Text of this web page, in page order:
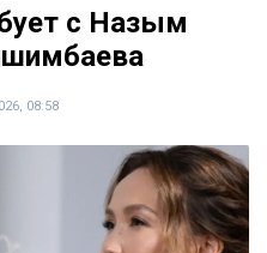
с Назым
08:58